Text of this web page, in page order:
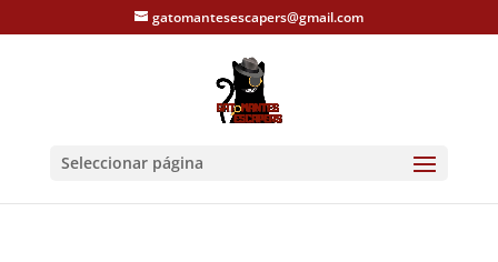
gatomantesescapers@gmail.com
Seleccionar página